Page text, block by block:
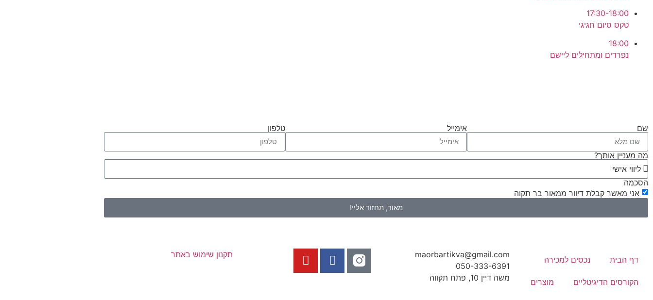
17:30-18:00
טקס סיום חגיגי
18:00
נפרדים ומתחילים ליישם
שם אימייל טלפון
מה מעניין אותך?
הסכמה
אני מאשר קבלת דיוור ממאור בר תקוה
מאור, תחזור אליי!
דף הבית נכסים למכירה
הקורסים הדיגיטליים מוצרים
maorbartikva@gmail.com
משה דיין 10, פתח תקווה
תקנון שימוש באתר